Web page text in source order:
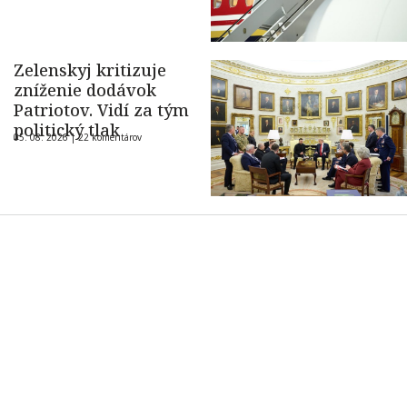
Zelenskyj kritizuje
zníženie dodávok
Patriotov. Vidí za tým
politický tlak
05. 08. 2026 |22 komentárov